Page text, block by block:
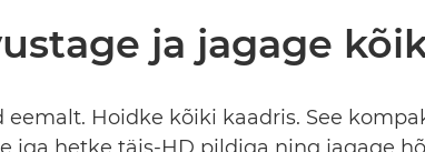
ja jagage
Hoidke kõiki kaadris. See